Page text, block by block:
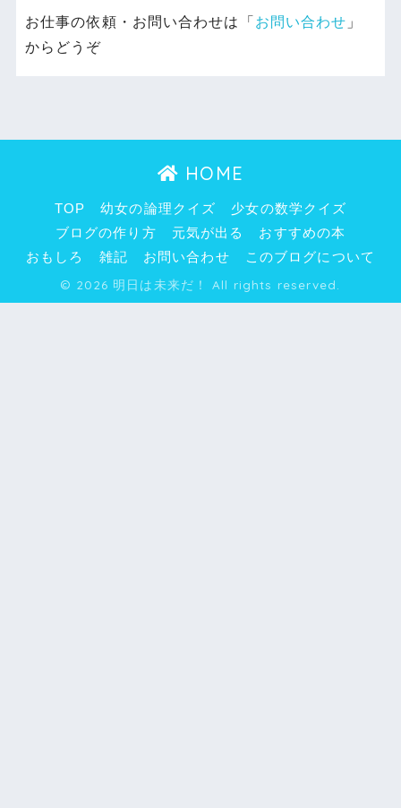
お仕事の依頼・お問い合わせは「 お問い合わせ 」
からどうぞ
HOME
TOP 幼女の論理クイズ
少女の数学クイズ
ブログの作り方
元気が出る
おすすめの本
おもしろ
雑記 お問い合わせ このブログについて
© 2026 明日は未来だ！ All rights reserved.